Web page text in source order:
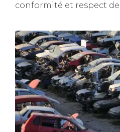
conformité et respect